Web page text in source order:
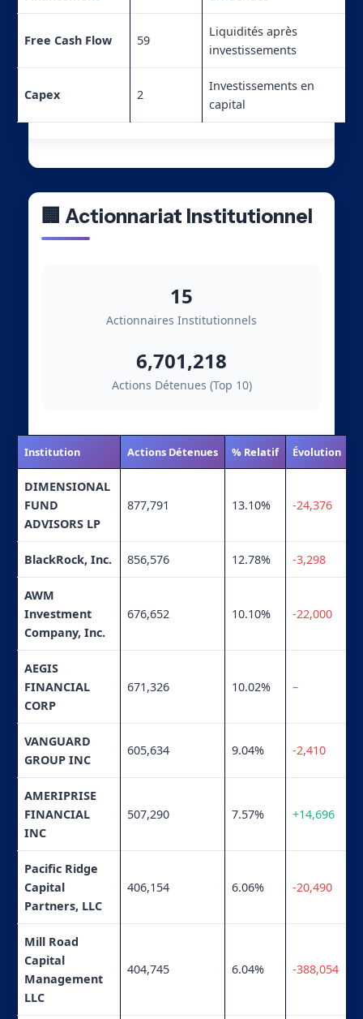
Free Cash Flow 59
Liquidités après
investissements
Capex 2
Investissements en
capital
🏢 Actionnariat Institutionnel
15
Actionnaires Institutionnels
6,701,218
Actions Détenues (Top 10)
Institution Actions Détenues % Relatif Évolution
DIMENSIONAL
FUND
ADVISORS LP
877,791 13.10% -24,376
BlackRock, Inc. 856,576 12.78% -3,298
AWM
Investment
Company, Inc.
676,652 10.10% -22,000
AEGIS
FINANCIAL
CORP
671,326 10.02% –
VANGUARD
GROUP INC
605,634 9.04% -2,410
AMERIPRISE
FINANCIAL
INC
507,290 7.57% +14,696
Pacific Ridge
Capital
Partners, LLC
406,154 6.06% -20,490
Mill Road
Capital
Management
LLC
404,745 6.04% -388,054